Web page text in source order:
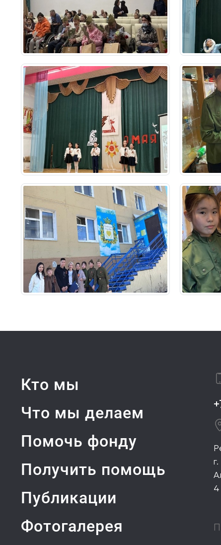
Кто мы
Что мы делаем
Помочь фонду
Получить помощь
Публикации
Фотогалерея
4